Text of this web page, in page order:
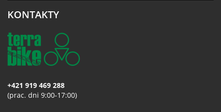
KONTAKTY
+421 919 469 288
(prac. dni 9:00-17:00)